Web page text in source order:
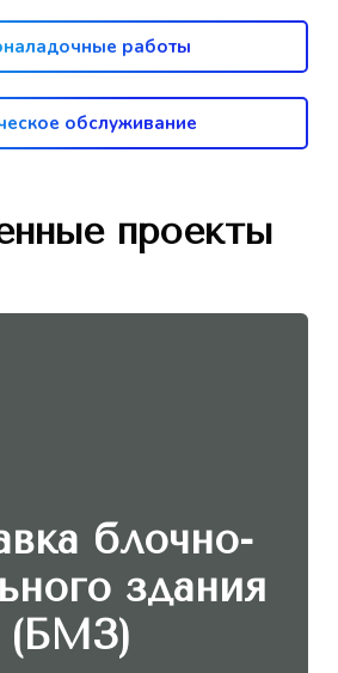
работы
обслуживание
проекты
блочно-
здания
(БМЗ)